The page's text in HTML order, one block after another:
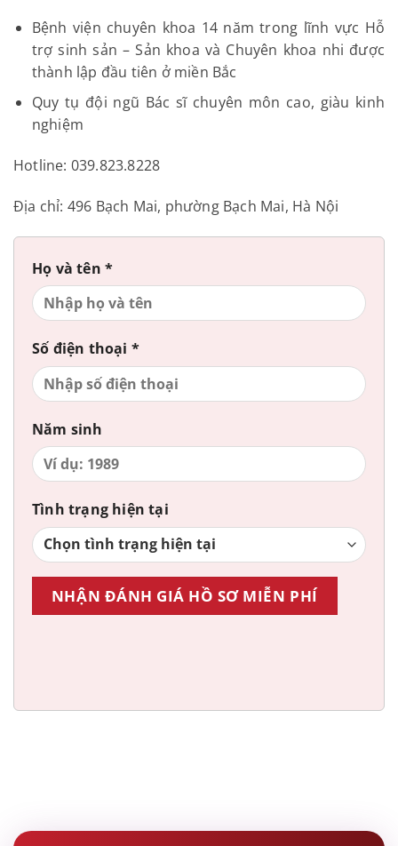
Bệnh viện chuyên khoa 14 năm trong lĩnh vực Hỗ
trợ sinh sản – Sản khoa và Chuyên khoa nhi được
thành lập đầu tiên ở miền Bắc
Quy tụ đội ngũ Bác sĩ chuyên môn cao, giàu kinh
nghiệm
Hotline: 039.823.8228
Địa chỉ: 496 Bạch Mai, phường Bạch Mai, Hà Nội
Họ và tên *
Số điện thoại *
Năm sinh
Tình trạng hiện tại